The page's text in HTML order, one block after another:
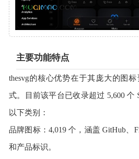
主要功能特点
thesvg的核心优势在于其庞大的图
式。目前该平台已收录超过 5,600 个
以下类别：
品牌图标：4,019 个，涵盖 GitHub、
和产品标识。